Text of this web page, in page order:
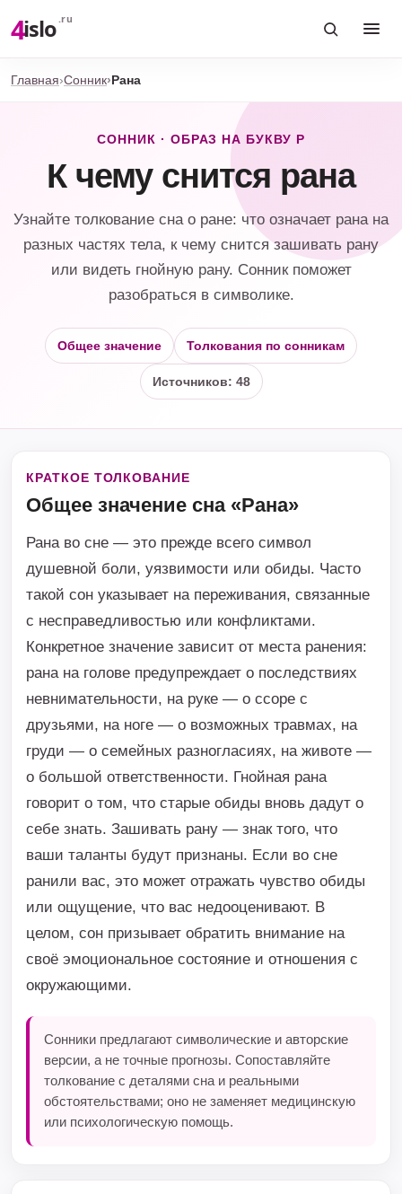
4islo .ru
Главная Сонник Рана
СОННИК · ОБРАЗ НА БУКВУ Р
К чему снится рана
Узнайте толкование сна о ране: что означает рана на
разных частях тела, к чему снится зашивать рану
или видеть гнойную рану. Сонник поможет
разобраться в символике.
Общее значение Толкования по сонникам
Источников: 48
КРАТКОЕ ТОЛКОВАНИЕ
Общее значение сна «Рана»
Рана во сне — это прежде всего символ
душевной боли, уязвимости или обиды. Часто
такой сон указывает на переживания, связанные
с несправедливостью или конфликтами.
Конкретное значение зависит от места ранения:
рана на голове предупреждает о последствиях
невнимательности, на руке — о ссоре с
друзьями, на ноге — о возможных травмах, на
груди — о семейных разногласиях, на животе —
о большой ответственности. Гнойная рана
говорит о том, что старые обиды вновь дадут о
себе знать. Зашивать рану — знак того, что
ваши таланты будут признаны. Если во сне
ранили вас, это может отражать чувство обиды
или ощущение, что вас недооценивают. В
целом, сон призывает обратить внимание на
своё эмоциональное состояние и отношения с
окружающими.
Сонники предлагают символические и авторские
версии, а не точные прогнозы. Сопоставляйте
толкование с деталями сна и реальными
обстоятельствами; оно не заменяет медицинскую
или психологическую помощь.